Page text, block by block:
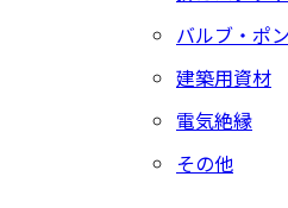
バルブ・ポ
建築用資材
電気絶縁
その他